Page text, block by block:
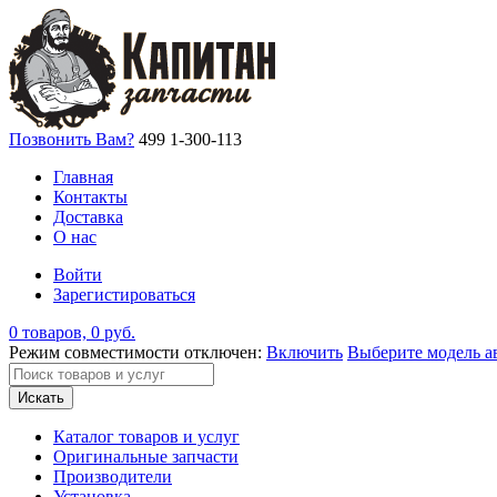
Позвонить Вам? 499 1-300-113
Главная
Контакты
Доставка
О нас
Войти
Зарегистироваться
0 товаров, 0 руб.
Режим совместимости отключен: Включить Выберите модель
Искать
Каталог товаров и услуг
Оригинальные запчасти
Производители